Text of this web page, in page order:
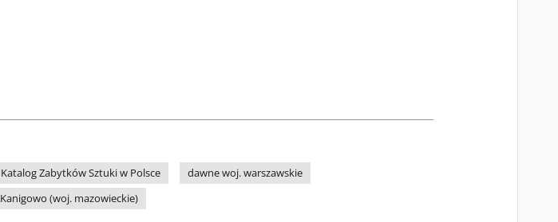
Katalog Zabytków Sztuki w Polsce
dawne woj. warszawskie
Kanigowo (woj. mazowieckie)